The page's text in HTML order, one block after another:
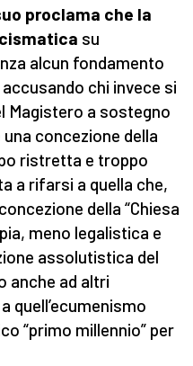
proclama che la
su
alcun fondamento
chi invece si
Magistero a sostegno
concezione della
ristretta e troppo
a rifarsi a quella che,
della “Chiesa
meno legalistica e
assolutistica del
anche ad altri
quell’ecumenismo
“primo millennio” per